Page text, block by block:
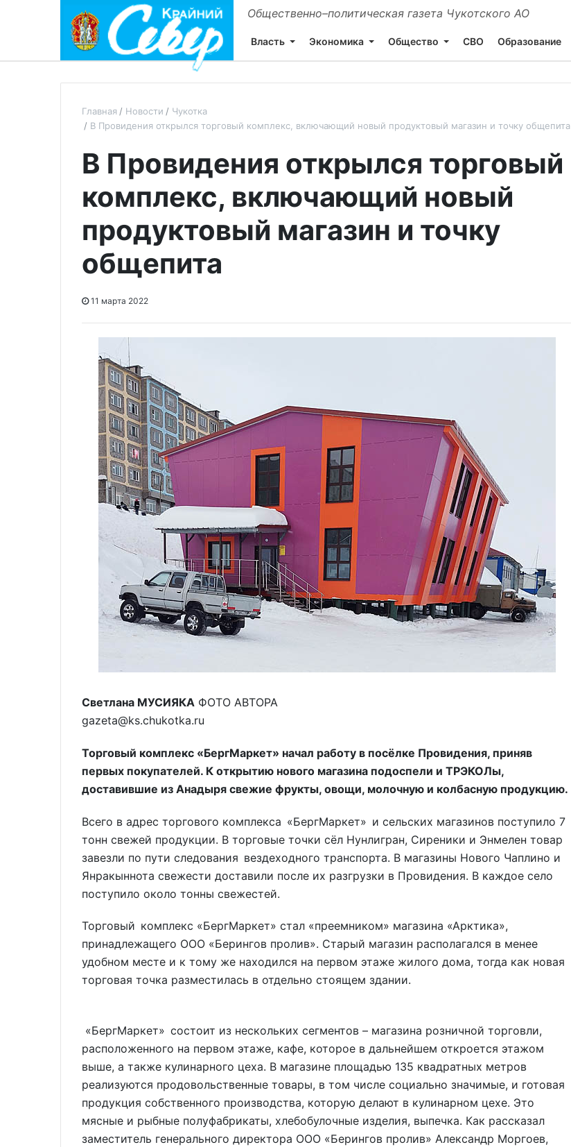
Общественно–политическая газета Чукотского АО
Власть Экономика Общество СВО Образование
Главная Новости
Чукотка
В Провидения открылся торговый комплекс, включающий новый продуктовый магазин и точку общепита
В Провидения открылся торговый
комплекс, включающий новый
продуктовый магазин и точку
общепита
11 марта 2022
Светлана МУСИЯКА ФОТО АВТОРА
gazeta@ks.chukotka.ru
Торговый комплекс «БергМаркет» начал работу в посёлке Провидения, приняв
первых покупателей. К открытию нового магазина подоспели и ТРЭКОЛы,
доставившие из Анадыря свежие фрукты, овощи, молочную и колбасную продукцию.
Всего в адрес торгового комплекса «БергМаркет» и сельских магазинов поступило 7
тонн свежей продукции. В торговые точки сёл Нунлигран, Сиреники и Энмелен товар
завезли по пути следования вездеходного транспорта. В магазины Нового Чаплино и
Янракыннота свежести доставили после их разгрузки в Провидения. В каждое село
поступило около тонны свежестей.
Торговый комплекс «БергМаркет» стал «преемником» магазина «Арктика»,
принадлежащего ООО «Берингов пролив». Старый магазин располагался в менее
удобном месте и к тому же находился на первом этаже жилого дома, тогда как новая
торговая точка разместилась в отдельно стоящем здании.
«БергМаркет» состоит из нескольких сегментов – магазина розничной торговли,
расположенного на первом этаже, кафе, которое в дальнейшем откроется этажом
выше, а также кулинарного цеха. В магазине площадью 135 квадратных метров
реализуются продовольственные товары, в том числе социально значимые, и готовая
продукция собственного производства, которую делают в кулинарном цехе. Это
мясные и рыбные полуфабрикаты, хлебобулочные изделия, выпечка. Как рассказал
заместитель генерального директора ООО «Берингов пролив» Александр Моргоев,